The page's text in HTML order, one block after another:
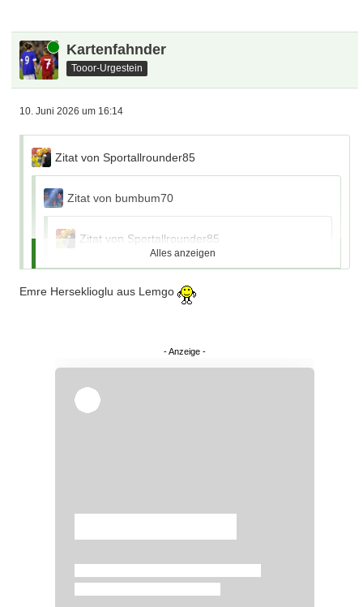
Money...
danach sieht es aus, die anderen 3 sind auf jeden Fall
in der Rangliste höher.
Somit ist unser Angstgegner Österreich schon mal kein
Stolperstein
Das hat nichts mit "Money" zu tun
Schwerpunkt um die weltweite Entwicklung des Handballs
Online Kartenfahnder
Tooor-Urgestein
10. Juni 2026 um 16:14
Zitat von Sportallrounder85
Zitat von bumbum70
Zitat von Sportallrounder85
Die letzten Wildcards gingen an Saudi-
Ungarn, Österreich und Schweiz hatten sich
auch darauf beworben
Alles anzeigen
schreibt, wage ich zu bezweifeln.
Alles anzeigen
Emre Herseklioglu aus Lemgo